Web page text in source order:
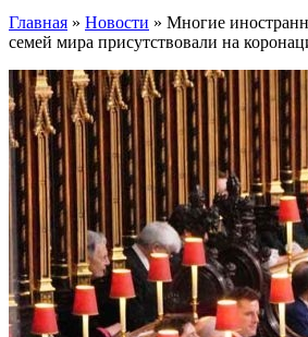
Главная » Новости » Многие
семей мира присутствовали на